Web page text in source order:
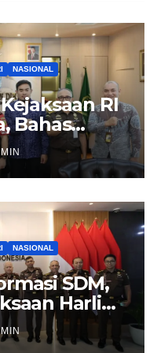
NASIONAL
RI
Bahas
Studi
NASIONAL
SDM,
Harli
dengan